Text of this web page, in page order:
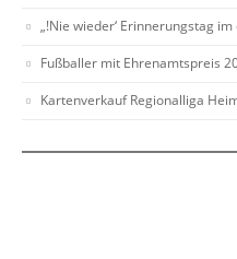
„!Nie wieder‘ Erinnerungstag
Fußballer mit Ehrenamtspreis
Kartenverkauf Regionalliga